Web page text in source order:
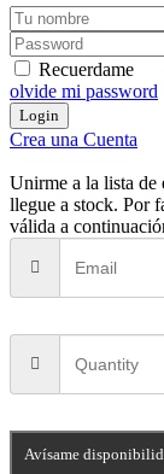
Recuerdame
olvide mi password
Crea una Cuenta
Unirme a la lista de
llegue a stock. Por
válida a
Avísame